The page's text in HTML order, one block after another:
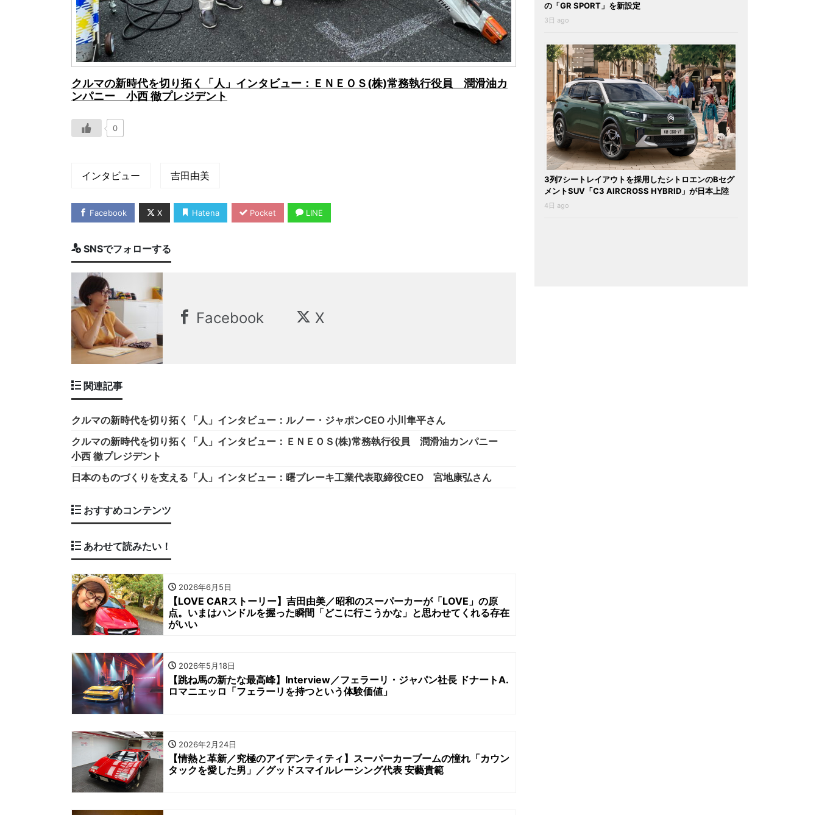
クルマの新時代を切り拓く「人」インタビュー：ＥＮＥＯＳ(株)常務執行役員 潤滑油カ
ンパニー 小西 徹プレジデント
0
インタビュー 吉田由美
Facebook X Hatena Pocket LINE
SNSでフォローする
Facebook X
関連記事
クルマの新時代を切り拓く「人」インタビュー：ルノー・ジャポンCEO 小川隼平さん
クルマの新時代を切り拓く「人」インタビュー：ＥＮＥＯＳ(株)常務執行役員 潤滑油カンパニー
小西 徹プレジデント
日本のものづくりを支える「人」インタビュー：曙ブレーキ工業代表取締役CEO 宮地康弘さん
おすすめコンテンツ
あわせて読みたい！
2026年6月5日
【LOVE CARストーリー】吉田由美／昭和のスーパーカーが「LOVE」の原
点。いまはハンドルを握った瞬間「どこに行こうかな」と思わせてくれる存在
がいい
2026年5月18日
【跳ね馬の新たな最高峰】Interview／フェラーリ・ジャパン社長 ドナートA.
ロマニエッロ「フェラーリを持つという体験価値」
2026年2月24日
【情熱と革新／究極のアイデンティティ】スーパーカーブームの憧れ「カウン
タックを愛した男」／グッドスマイルレーシング代表 安藝貴範
の「GR SPORT」を新設定
3日 ago
3列7シートレイアウトを採用したシトロエンのBセグ
メントSUV「C3 AIRCROSS HYBRID」が日本上陸
4日 ago